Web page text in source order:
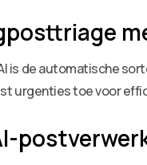
is de automatische
urgenties toe voor